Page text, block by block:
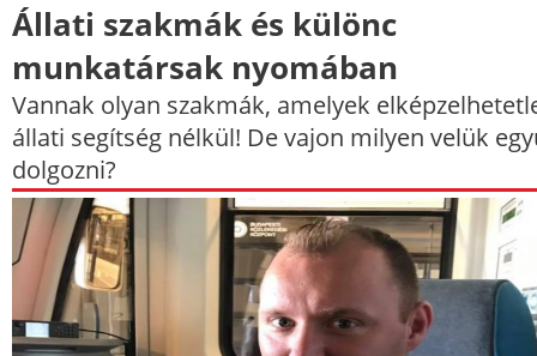
Állati szakmák és különc
munkatársak nyomában
Vannak olyan szakmák, amelyek
állati segítség nélkül! De vajon milyen velük
dolgozni?